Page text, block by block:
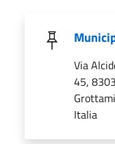
Via
45,
Italia